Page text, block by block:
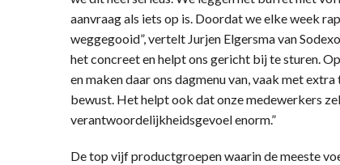
aanvraag als iets op is. Doordat we elke week
weggegooid”, vertelt Jurjen Elgersma van
het concreet en helpt ons gericht bij te sturen.
en maken daar ons dagmenu van, vaak met
bewust. Het helpt ook dat onze medewerkers
verantwoordelijkheidsgevoel enorm.”
De top vijf productgroepen waarin de meeste